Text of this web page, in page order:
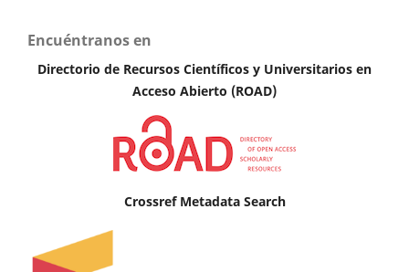
Encuéntranos en
Directorio de Recursos Científicos y Universitarios en
Acceso Abierto (ROAD)
Crossref Metadata Search